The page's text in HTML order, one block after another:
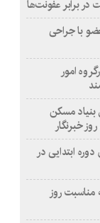
برابر عفونت‌ها
با جراحی
کمیسیون ماده ۵ و کارگروه امور
بنیاد مسکن
ابتدایی در
مناسبت روز